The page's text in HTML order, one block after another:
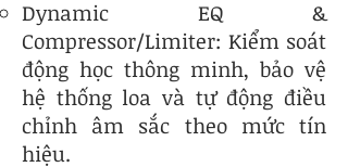
Dynamic EQ &
Compressor/Limiter: Kiểm soát
động học thông minh, bảo vệ
hệ thống loa và tự động điều
chỉnh âm sắc theo mức tín
hiệu.